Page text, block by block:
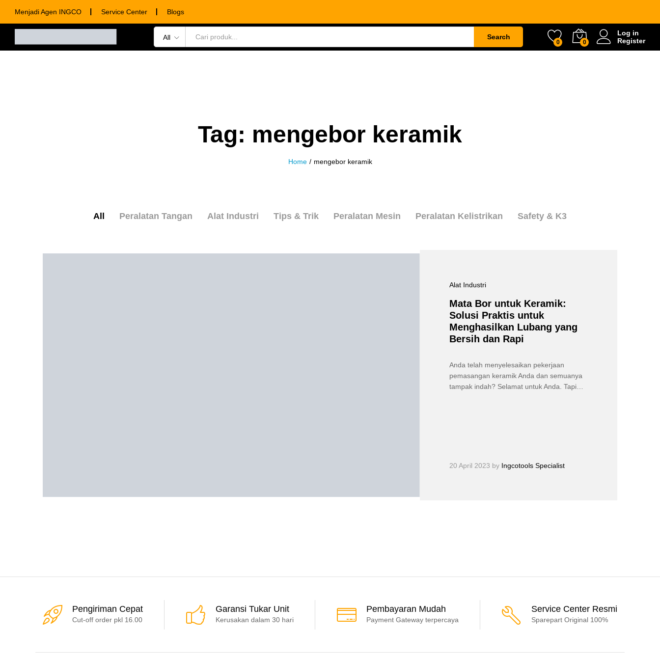
Menjadi Agen INGCO Service Center Blogs
All Search
0 0
Log in
Register
Tag: mengebor keramik
Home / mengebor keramik
All Peralatan Tangan Alat Industri Tips & Trik Peralatan Mesin Peralatan Kelistrikan Safety & K3
Alat Industri
Mata Bor untuk Keramik:
Solusi Praktis untuk
Menghasilkan Lubang yang
Bersih dan Rapi
Anda telah menyelesaikan pekerjaan
pemasangan keramik Anda dan semuanya
tampak indah? Selamat untuk Anda. Tapi…
20 April 2023 by Ingcotools Specialist
Pengiriman Cepat
Cut-off order pkl 16.00
Garansi Tukar Unit
Kerusakan dalam 30 hari
Pembayaran Mudah
Payment Gateway terpercaya
Service Center Resmi
Sparepart Original 100%